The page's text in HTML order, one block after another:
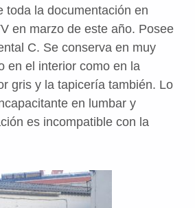
toda la documentación en
en marzo de este año. Posee
C. Se conserva en muy
en el interior como en la
gris y la tapicería también. Lo
en lumbar y
es incompatible con la